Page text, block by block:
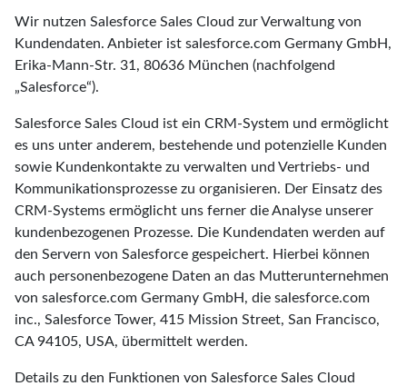
Wir nutzen Salesforce Sales Cloud zur Verwaltung von
Kundendaten. Anbieter ist salesforce.com Germany GmbH,
Erika-Mann-Str. 31, 80636 München (nachfolgend
„Salesforce“).
Salesforce Sales Cloud ist ein CRM-System und ermöglicht
es uns unter anderem, bestehende und potenzielle Kunden
sowie Kundenkontakte zu verwalten und Vertriebs- und
Kommunikationsprozesse zu organisieren. Der Einsatz des
CRM-Systems ermöglicht uns ferner die Analyse unserer
kundenbezogenen Prozesse. Die Kundendaten werden auf
den Servern von Salesforce gespeichert. Hierbei können
auch personenbezogene Daten an das Mutterunternehmen
von salesforce.com Germany GmbH, die salesforce.com
inc., Salesforce Tower, 415 Mission Street, San Francisco,
CA 94105, USA, übermittelt werden.
Details zu den Funktionen von Salesforce Sales Cloud